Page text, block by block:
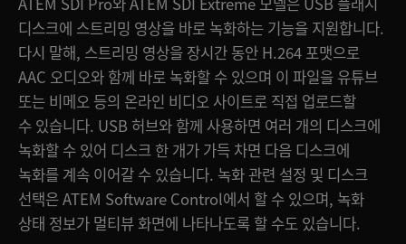
디스크에 스트리밍 영상을 바로 녹화하는 기능을 지원합니다.
다시 말해, 스트리밍 영상을 장시간 동안 H.264 포맷으로
AAC 오디오와 함께 바로 녹화할 수 있으며 이 파일을 유튜브
또는 비메오 등의 온라인 비디오 사이트로 직접 업로드할
수 있습니다. USB 허브와 함께 사용하면 여러 개의 디스크에
녹화할 수 있어 디스크 한 개가 가득 차면 다음 디스크에
녹화를 계속 이어갈 수 있습니다. 녹화 관련 설정 및 디스크
선택은 ATEM Software Control에서 할 수 있으며, 녹화
상태 정보가 멀티뷰 화면에 나타나도록 할 수도 있습니다.